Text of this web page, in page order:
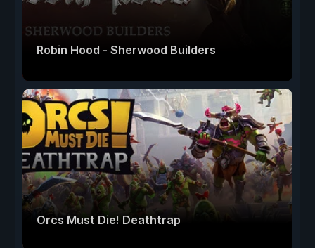
Robin Hood - Sherwood Builders
Orcs Must Die! Deathtrap